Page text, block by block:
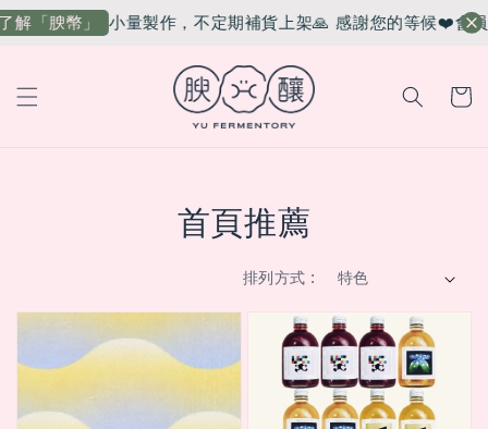
解「腴幣」 小量製作，不定期補貨上架🙏 感謝您的等候❤️會員
首頁推薦
排列方式 :